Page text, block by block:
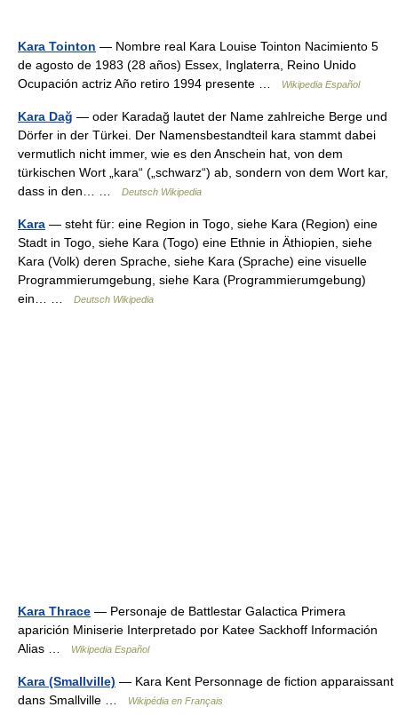
Kara Tointon — Nombre real Kara Louise Tointon Nacimiento 5
de agosto de 1983 (28 años) Essex, Inglaterra, Reino Unido
Ocupación actriz Año retiro 1994 presente …
Wikipedia Español
Kara Dağ — oder Karadağ lautet der Name zahlreiche Berge und
Dörfer in der Türkei. Der Namensbestandteil kara stammt dabei
vermutlich nicht immer, wie es den Anschein hat, von dem
türkischen Wort „kara“ („schwarz“) ab, sondern von dem Wort kar,
dass in den… …
Deutsch Wikipedia
Kara — steht für: eine Region in Togo, siehe Kara (Region) eine
Stadt in Togo, siehe Kara (Togo) eine Ethnie in Äthiopien, siehe
Kara (Volk) deren Sprache, siehe Kara (Sprache) eine visuelle
Programmierumgebung, siehe Kara (Programmierumgebung)
ein… …
Deutsch Wikipedia
Kara Thrace — Personaje de Battlestar Galactica Primera
aparición Miniserie Interpretado por Katee Sackhoff Información
Alias …
Wikipedia Español
Kara (Smallville) — Kara Kent Personnage de fiction apparaissant
dans Smallville …
Wikipédia en Français